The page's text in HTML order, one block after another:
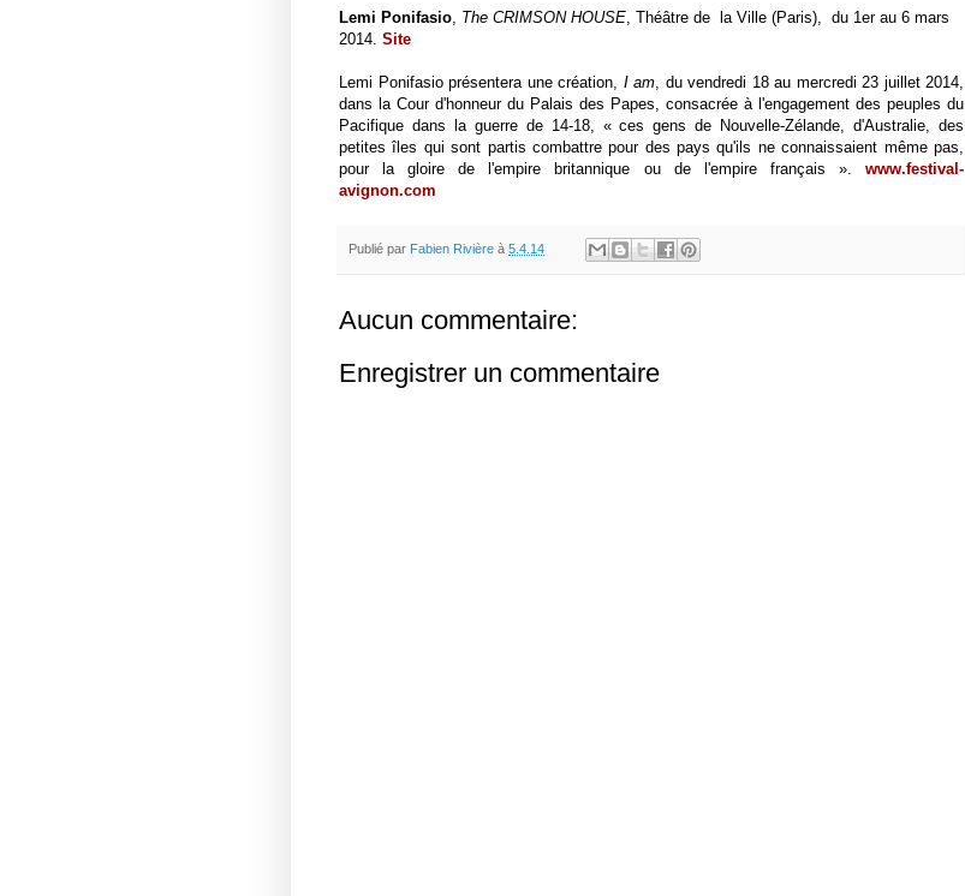
Lemi Ponifasio, The CRIMSON HOUSE, Théâtre de la Ville (Paris), du 1er au 6 mars
2014. Site
Lemi Ponifasio présentera une création, I am, du vendredi 18 au mercredi 23 juillet 2014,
dans la Cour d'honneur du Palais des Papes, consacrée à l'engagement des peuples du
Pacifique dans la guerre de 14-18, « ces gens de Nouvelle-Zélande, d'Australie, des
petites îles qui sont partis combattre pour des pays qu'ils ne connaissaient même pas,
pour la gloire de l'empire britannique ou de l'empire français ». www.festival-
avignon.com
Publié par Fabien Rivière à 5.4.14
Aucun commentaire:
Enregistrer un commentaire